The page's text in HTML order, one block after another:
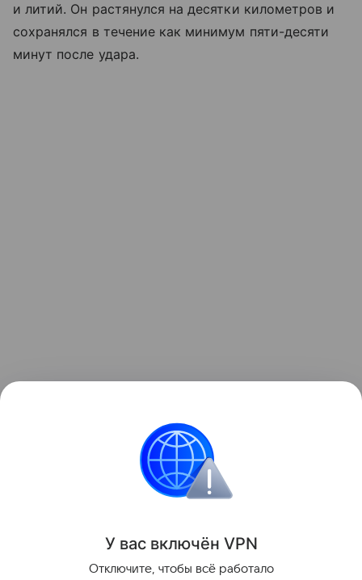
и литий. Он растянулся на десятки километров и
сохранялся в течение как минимум пяти-десяти
минут после удара.
материале
Поделиться
У вас включён VPN
Отключите, чтобы всё работало